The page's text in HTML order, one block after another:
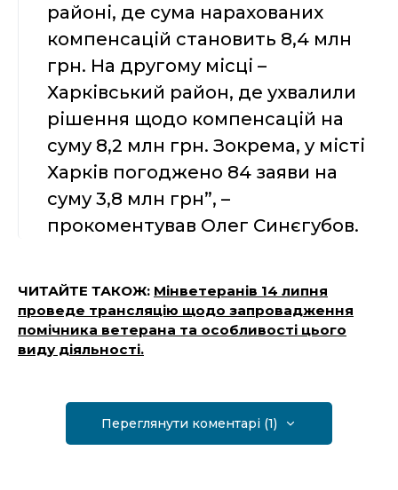
районі, де сума нарахованих
компенсацій становить 8,4 млн
грн. На другому місці –
Харківський район, де ухвалили
рішення щодо компенсацій на
суму 8,2 млн грн. Зокрема, у місті
Харків погоджено 84 заяви на
суму 3,8 млн грн”, –
прокоментував Олег Синєгубов.
ЧИТАЙТЕ ТАКОЖ: Мінветеранів 14 липня
проведе трансляцію щодо запровадження
помічника ветерана та особливості цього
виду діяльності.
Переглянути коментарі (1)